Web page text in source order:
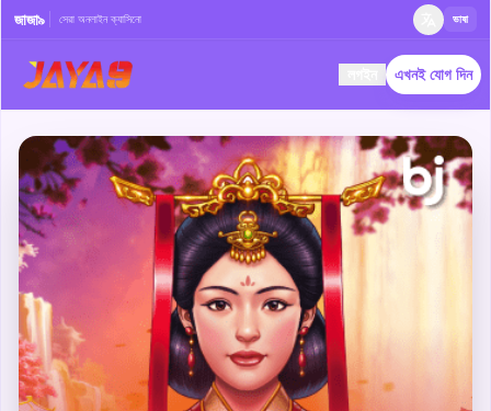
জাজা৯ সেরা অনলাইন ক্যাসিনো ভাষা
এখনই যোগ দিন